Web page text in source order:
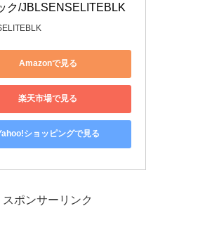
ク/JBLSENSELITEBLK
Amazonで見る
楽天市場で見る
ショッピングで見る
スポンサーリンク